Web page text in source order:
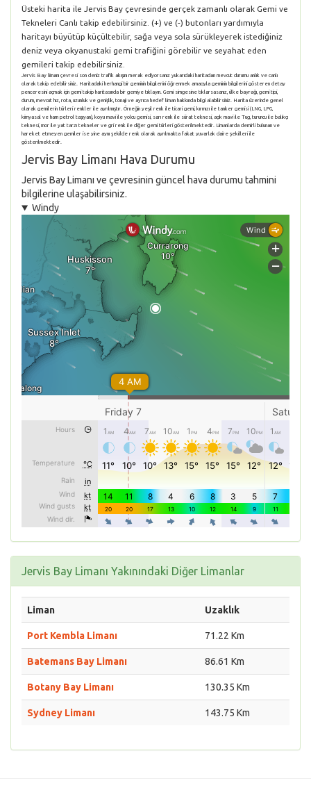
Üsteki harita ile Jervis Bay çevresinde gerçek zamanlı olarak Gemi ve
Tekneleri Canlı takip edebilirsiniz. (+) ve (-) butonları yardımıyla
haritayı büyütüp küçültebilir, sağa veya sola sürükleyerek istediğiniz
deniz veya okyanustaki gemi trafiğini görebilir ve seyahat eden
gemileri takip edebilirsiniz.
Jervis Bay limanı çevresi son deniz trafik akışını merak ediyorsanız yukarıdaki haritadan mevcut durumu anlık ve canlı
olarak takip edebilirsiniz. Haritadaki herhangi bir geminin bilgilerini öğrenmek amacıyla geminin bilgilerini gösteren detay
penceresini açmak için gemi takip haritasında bir gemiye tıklayın. Gemi simgesine tıklarsasanız, ülke bayrağı, gemi tipi,
durum, mevcut hız, rota, uzunluk ve genişlik, tonajı ve ayrıca hedef liman hakkında bilgi alabilirsiniz. Harita üzerinde genel
olarak gemilerin türleri renkler ile ayrılmıştır. Örneğin yeşil renk ile ticari gemi, kırmızı ile tanker gemisi (LNG, LPG,
kimyasal ve ham petrol taşıyan), koyu mavi ile yolcu gemisi, sarı renk ile sürat teknesi, açık mavi ile Tug, turuncu ile balıkçı
teknesi, mor ile yat tarzı tekneler ve gri renk ile diğer gemi türleri gösterilmektedir. Limanlarda demirli bulunan ve
hareket etmeyen gemiler ise yine aynı şekilde renk olarak ayrılmakta fakat yuvarlak daire şekilleri ile
gösterilmektedir.
Jervis Bay Limanı Hava Durumu
Jervis Bay Limanı ve çevresinin güncel hava durumu tahmini
bilgilerine ulaşabilirsiniz.
Windy
Jervis Bay Limanı Yakınındaki Diğer Limanlar
Liman Uzaklık
Port Kembla Limanı 71.22 Km
Batemans Bay Limanı 86.61 Km
Botany Bay Limanı 130.35 Km
Sydney Limanı 143.75 Km